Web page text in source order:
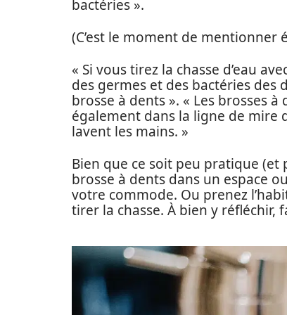
bactéries ».
(C’est le moment de mentionner
« Si vous tirez la chasse d’eau
des germes et des bactéries des
brosse à dents ». « Les brosses
également dans la ligne de mire
lavent les mains. »
Bien que ce soit peu pratique
brosse à dents dans un espace
votre commode. Ou prenez
tirer la chasse. À bien y réfléchir,